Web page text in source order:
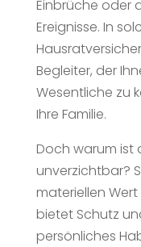
Einbrüche oder
Ereignisse. In
Begleiter, der
Wesentliche zu
Ihre Familie.
Doch warum ist
unverzichtbar?
materiellen
bietet Schutz
persönliches